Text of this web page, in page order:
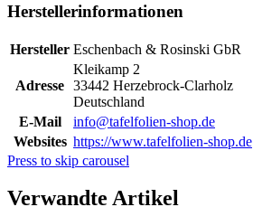
Herstellerinformationen
Hersteller Eschenbach & Rosinski GbR
Adresse
Kleikamp 2
33442 Herzebrock-Clarholz
Deutschland
E-Mail
info@tafelfolien-shop.de
Websites https://www.tafelfolien-shop.de
Press to skip carousel
Verwandte Artikel